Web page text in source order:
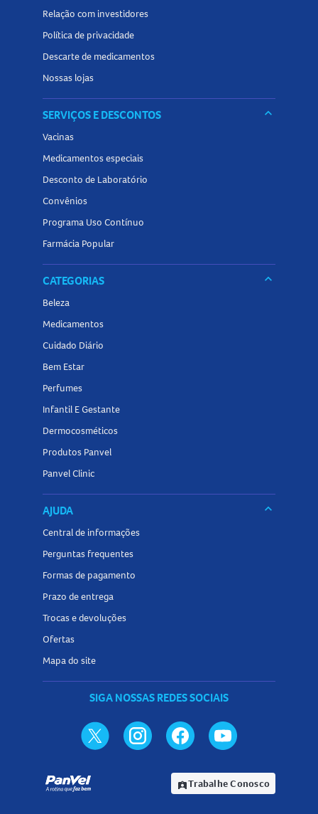
Relação com investidores
Política de privacidade
Descarte de medicamentos
Nossas lojas
SERVIÇOS E DESCONTOS keyboard_arrow_down
Vacinas
Medicamentos especiais
Desconto de Laboratório
Convênios
Programa Uso Contínuo
Farmácia Popular
CATEGORIAS keyboard_arrow_down
Beleza
Medicamentos
Cuidado Diário
Bem Estar
Perfumes
Infantil E Gestante
Dermocosméticos
Produtos Panvel
Panvel Clinic
AJUDA keyboard_arrow_down
Central de informações
Perguntas frequentes
Formas de pagamento
Prazo de entrega
Trocas e devoluções
Ofertas
Mapa do site
SIGA NOSSAS REDES SOCIAIS
assignment_indTrabalhe Conosco